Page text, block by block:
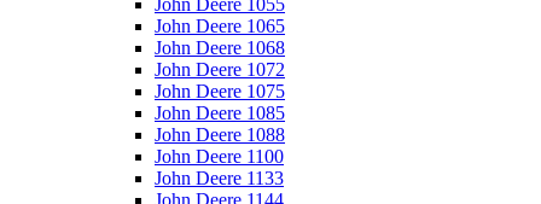
John Deere 1055
John Deere 1065
John Deere 1068
John Deere 1072
John Deere 1075
John Deere 1085
John Deere 1088
John Deere 1100
John Deere 1133
John Deere 1144